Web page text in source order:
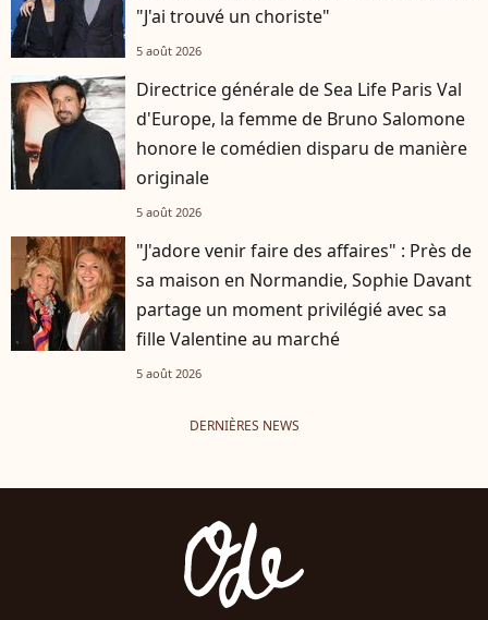
"J'ai trouvé un choriste"
5 août 2026
Directrice générale de Sea Life Paris Val
d'Europe, la femme de Bruno Salomone
honore le comédien disparu de manière
originale
5 août 2026
"J'adore venir faire des affaires" : Près de
sa maison en Normandie, Sophie Davant
partage un moment privilégié avec sa
fille Valentine au marché
5 août 2026
DERNIÈRES NEWS